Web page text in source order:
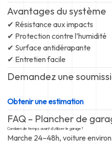
Avantages du système
✔ Résistance aux impacts
✔ Protection contre l’humidité
✔ Surface antidérapante
✔ Entretien facile
Demandez une
Obtenir une estimation
FAQ – Plancher de
Combien de temps avant d’utiliser le garage?
Marche 24–48h, voiture